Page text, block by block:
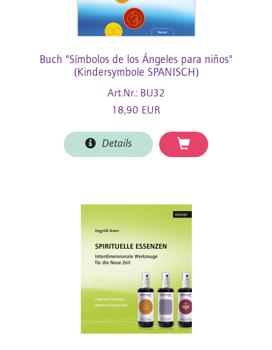
Buch "Símbolos de los Ángeles para niños"
(Kindersymbole SPANISCH)
Art.Nr.: BU32
18,90 EUR
Details